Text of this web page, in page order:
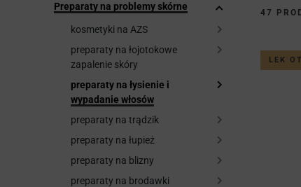
Preparaty na problemy skórne
kosmetyki na AZS
preparaty na łojotokowe
zapalenie skóry
preparaty na łysienie i
wypadanie włosów
preparaty na trądzik
preparaty na łupież
preparaty na blizny
preparaty na brodawki
47
LEK